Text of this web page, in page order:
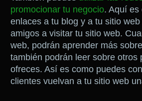
promocionar tu negocio. Aquí es
enlaces a tu blog y a tu sitio
amigos a visitar tu sitio web.
web, podrán aprender más
también podrán leer sobre otros
ofreces. Así es como puedes
clientes vuelvan a tu sitio web